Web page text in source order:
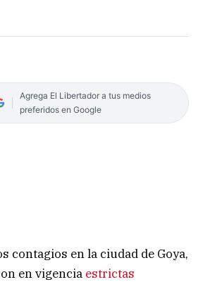
Agrega El Libertador a tus medios
preferidos en Google
contagios en la ciudad de Goya,
en vigencia estrictas